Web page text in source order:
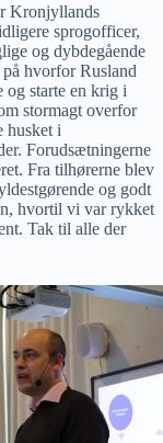
Kronjyllands
sprogofficer,
og dybdegående
hvorfor Rusland
og starte en krig i
stormagt overfor
husket i
Forudsætningerne
Fra tilhørerne blev
og godt
hvortil vi var rykket
Tak til alle der